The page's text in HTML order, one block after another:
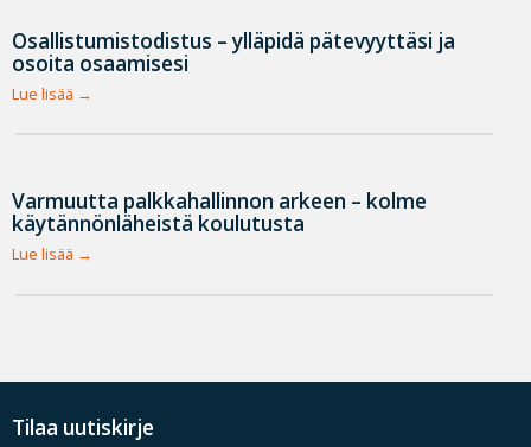
Osallistumistodistus – ylläpidä pätevyyttäsi ja
osoita osaamisesi
Lue lisää
Varmuutta palkkahallinnon arkeen – kolme
käytännönläheistä koulutusta
Lue lisää
Tilaa uutiskirje